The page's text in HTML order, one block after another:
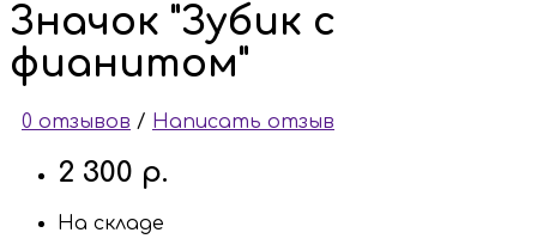
Значок "Зубик с
фианитом"
0 отзывов / Написать отзыв
2 300 р.
На складе